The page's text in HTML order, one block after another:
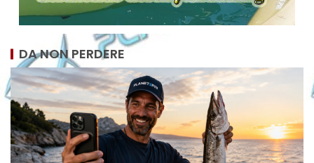
DA NON PERDERE